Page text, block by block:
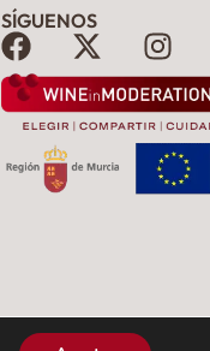
SÍGUENOS